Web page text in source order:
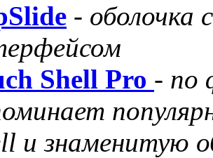
- оболочка
Shell Pro - по
и знаменитую